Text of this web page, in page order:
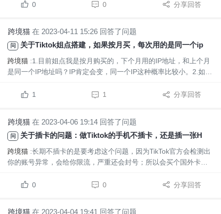
0 0 分享回答
跨境猫 在 2023-04-11 15:26 回答了问题
问 关于Tiktok姐点搭建，如果按月买，每次用的是同一个ip吗？如果不是，那么变换IP会不会被平台检测出异常导致封号
跨境猫 :1.目前姐点我是按月购买的，下个月用的IP地址，和上个月
是同一个IP地址吗？IP肯定会变，同一个IP这种概率比较小。2.如果
处理？只要地区不变就行了，比如你做美区，上个月是华盛顿，这
1 1 分享回答
跨境猫 在 2023-04-06 19:14 回答了问题
问 关于插卡的问题：做Tiktok的手机不插卡，还是插一张HK卡，如果是长期运营，建议哪种方式？
跨境猫 :长期不插卡的是要考虑这个问题，因为TikTok官方会检测出
你的账号异常，会给你限流，严重还会封号；所以会买个国外卡用
0
0 分享回答
跨境猫 在 2023-04-04 19:41 回答了问题